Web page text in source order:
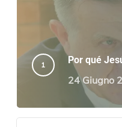
Por qué
24 Giugno